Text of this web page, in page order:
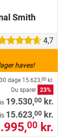
Smith
4,7
haves!
dage 15.623,00 kr.
Du sparer 23%
19.530,00 kr.
15.623,00 kr.
00 kr.